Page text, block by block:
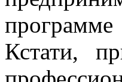
Кстати,